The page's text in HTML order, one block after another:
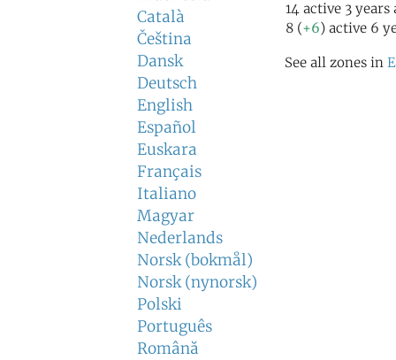
Català
Čeština
Dansk
Deutsch
English
Español
Euskara
Français
Italiano
Magyar
Nederlands
Norsk (bokmål)
Norsk (nynorsk)
Polski
Português
Română
14 active 3 years
8 (+6) active 6
See all zones in